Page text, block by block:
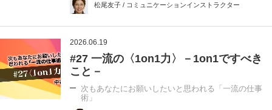
松尾友子 / コミュニケーションインストラクター
2026.06.19
#27 一流の〈1on1力〉－1on1ですべき
こと－
次もあなたにお願いしたいと思われる「一流の仕事
術」